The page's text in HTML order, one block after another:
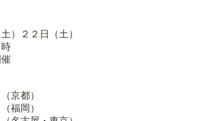
）２２日（土）
京都）
福岡）